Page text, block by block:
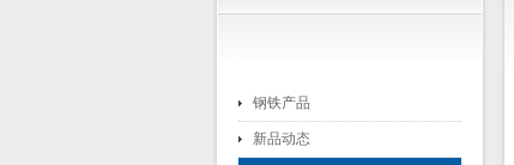
钢铁产品
新品动态